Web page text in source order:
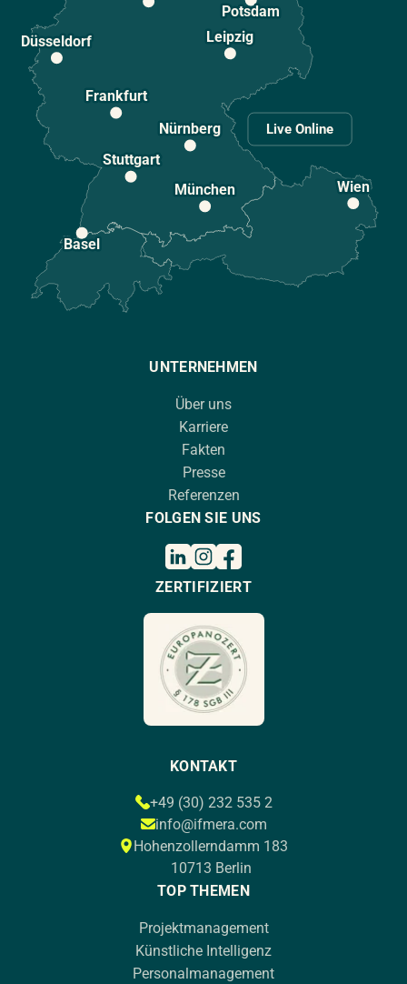
Potsdam
Leipzig
Düsseldorf
Frankfurt
Nürnberg
Stuttgart
München
Wien
Basel
Live Online
UNTERNEHMEN
Über uns
Karriere
Fakten
Presse
Referenzen
FOLGEN SIE UNS
ZERTIFIZIERT
KONTAKT
+49 (30) 232 535 2
info@ifmera.com
Hohenzollerndamm 183
10713 Berlin
TOP THEMEN
Projektmanagement
Künstliche Intelligenz
Personalmanagement